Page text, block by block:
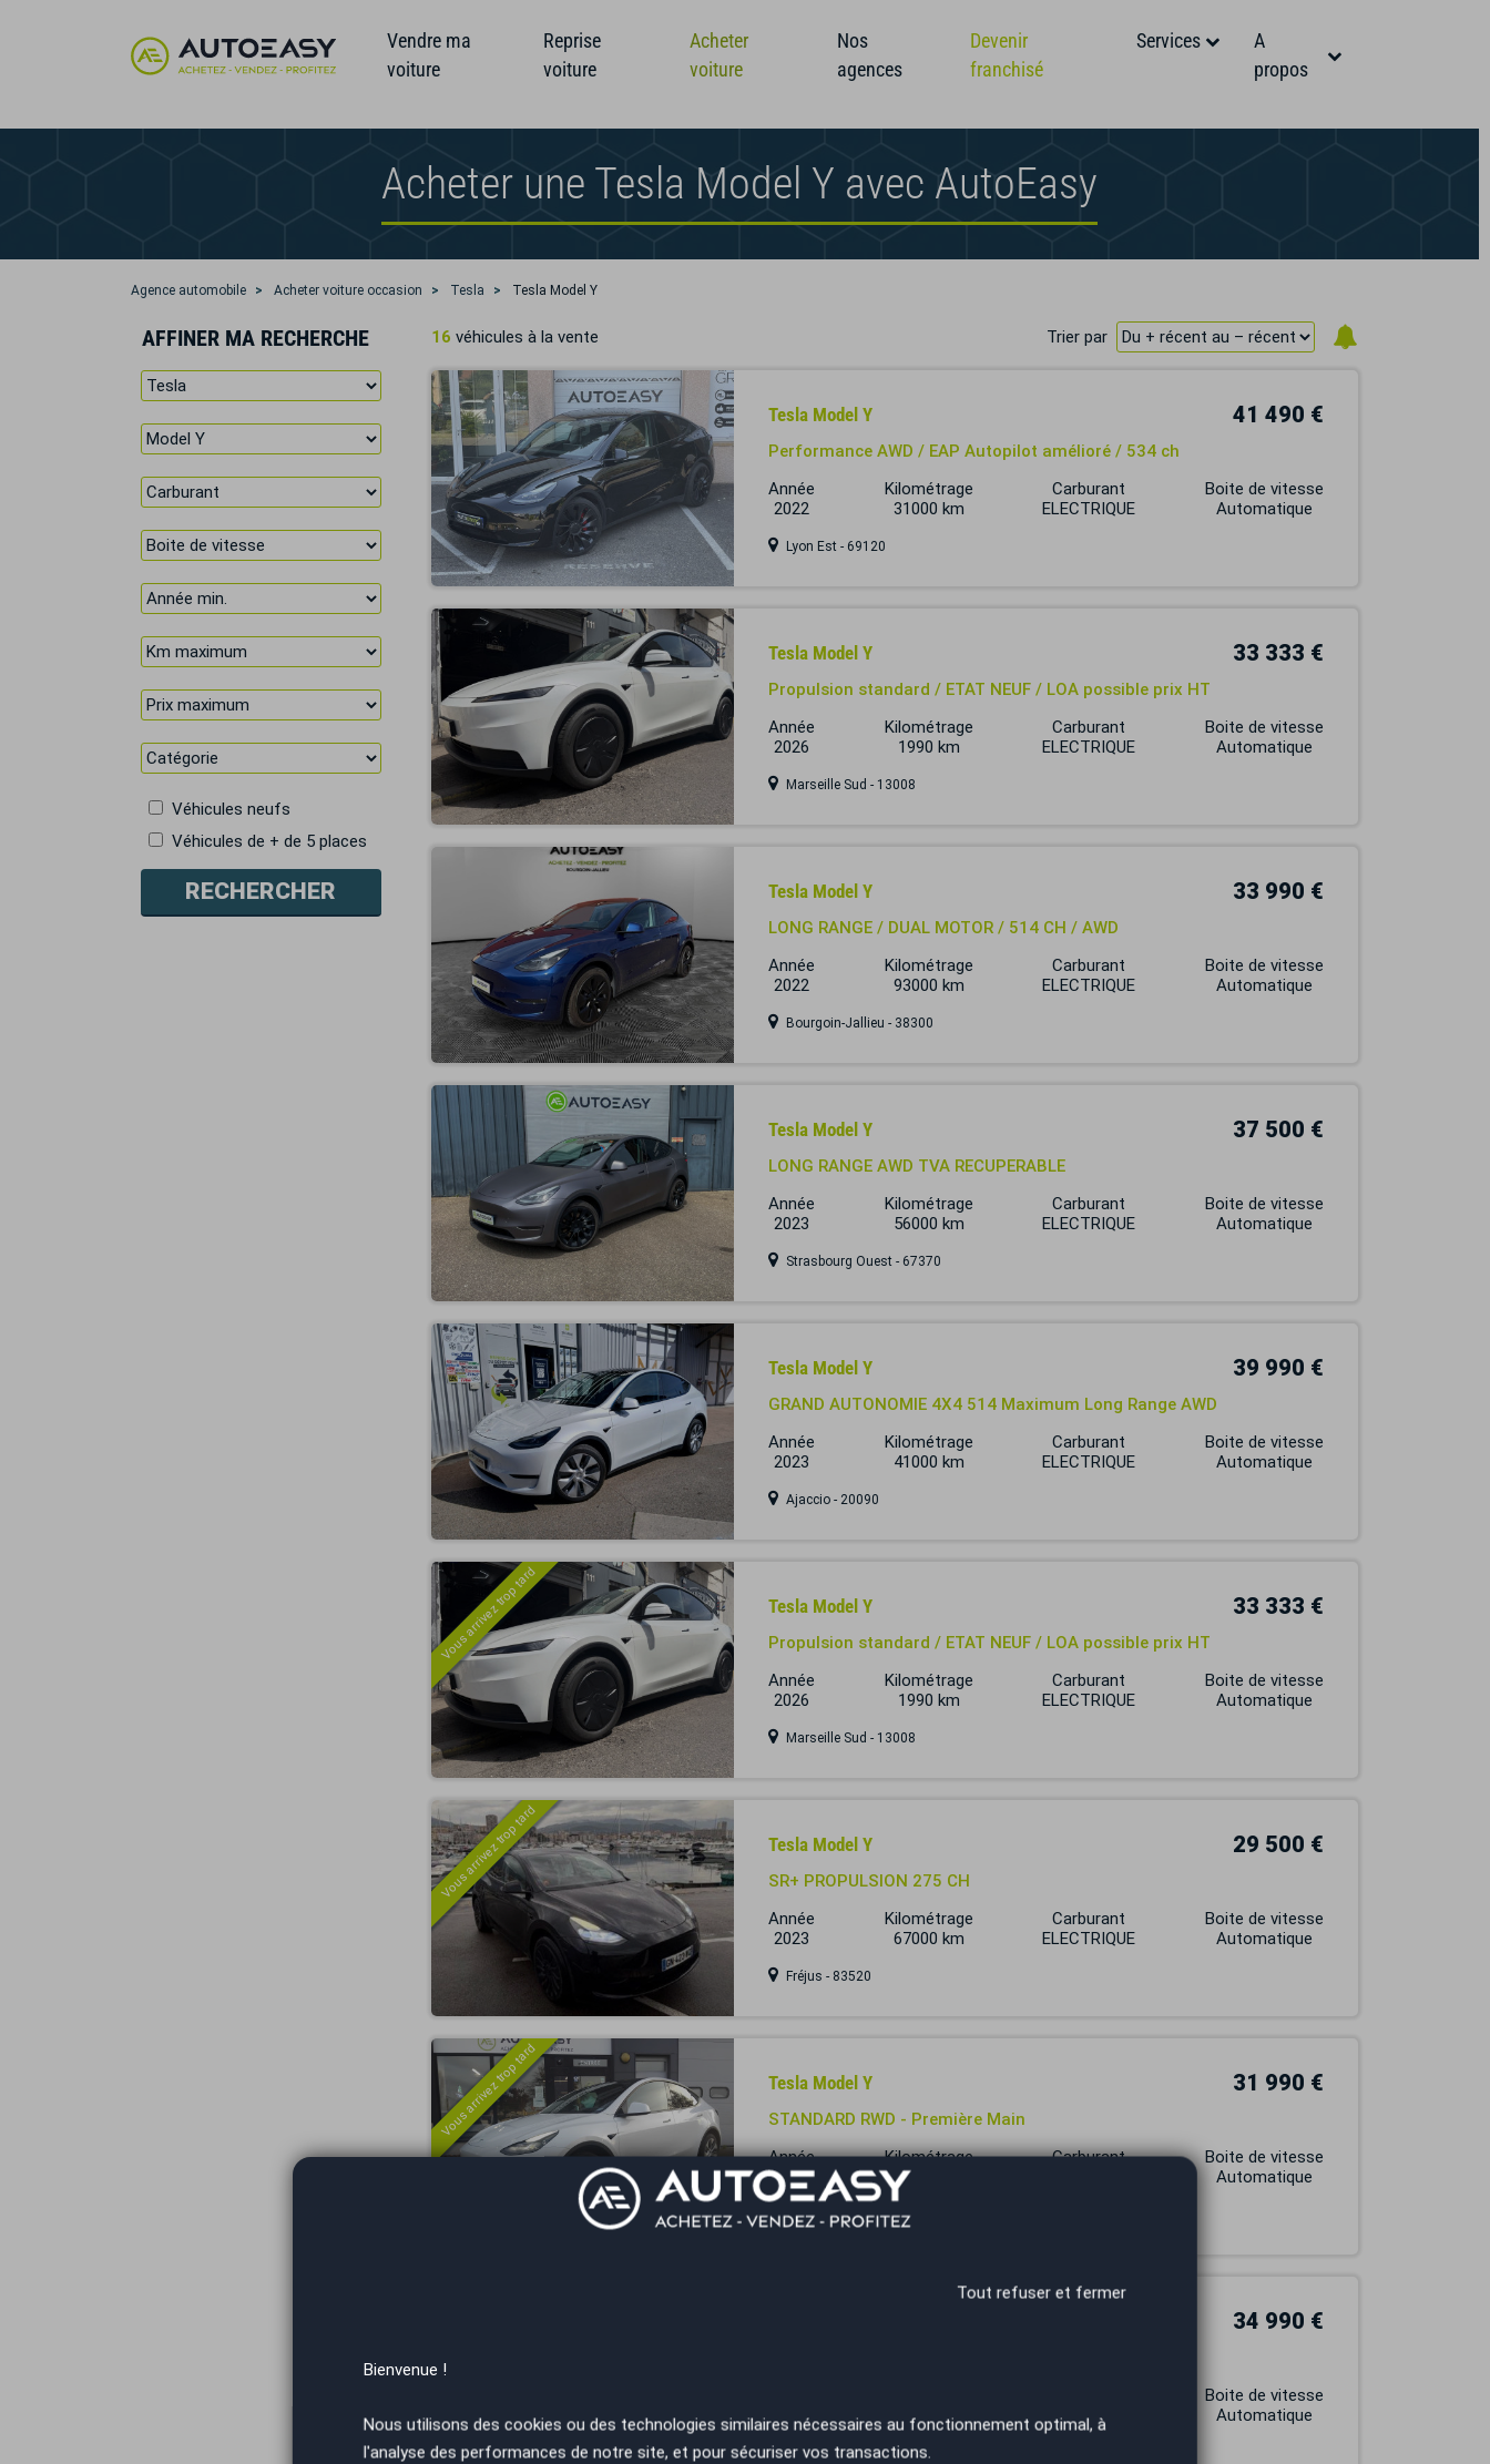
Vendre ma
voiture
Reprise
voiture
Acheter
voiture
Nos
agences
Devenir
franchisé
Services
A
propos
Acheter une Tesla Model Y avec AutoEasy
Agence automobile Acheter voiture occasion Tesla Tesla Model Y
AFFINER MA RECHERCHE
Véhicules neufs
Véhicules de + de 5 places
16 véhicules à la vente Trier par
Tesla Model Y 41 490 €
Performance AWD / EAP Autopilot amélioré / 534 ch
Année
2022
Kilométrage
31000 km
Carburant
ELECTRIQUE
Boite de vitesse
Automatique
Lyon Est - 69120
Tesla Model Y 33 333 €
Propulsion standard / ETAT NEUF / LOA possible prix HT
Année
2026
Kilométrage
1990 km
Carburant
ELECTRIQUE
Boite de vitesse
Automatique
Marseille Sud - 13008
Tesla Model Y 33 990 €
LONG RANGE / DUAL MOTOR / 514 CH / AWD
Année
2022
Kilométrage
93000 km
Carburant
ELECTRIQUE
Boite de vitesse
Automatique
Bourgoin-Jallieu - 38300
Tesla Model Y 37 500 €
LONG RANGE AWD TVA RECUPERABLE
Année
2023
Kilométrage
56000 km
Carburant
ELECTRIQUE
Boite de vitesse
Automatique
Strasbourg Ouest - 67370
Tesla Model Y 39 990 €
GRAND AUTONOMIE 4X4 514 Maximum Long Range AWD
Année
2023
Kilométrage
41000 km
Carburant
ELECTRIQUE
Boite de vitesse
Automatique
Ajaccio - 20090
Vous arrivez trop tard Tesla Model Y 33 333 €
Propulsion standard / ETAT NEUF / LOA possible prix HT
Année
2026
Kilométrage
1990 km
Carburant
ELECTRIQUE
Boite de vitesse
Automatique
Marseille Sud - 13008
Vous arrivez trop tard Tesla Model Y 29 500 €
SR+ PROPULSION 275 CH
Année
2023
Kilométrage
67000 km
Carburant
ELECTRIQUE
Boite de vitesse
Automatique
Fréjus - 83520
Vous arrivez trop tard Tesla Model Y 31 990 €
STANDARD RWD - Première Main
Année
2024
Kilométrage
38451 km
Carburant
Boite de vitesse
Automatique
Mulhouse - 68390
34 990 €
2024
38000 km
ELECTRIQUE
Boite de vitesse
Automatique
Lyon Est - 69120
Tout refuser et fermer
Bienvenue !
Nous utilisons des cookies ou des technologies similaires nécessaires au fonctionnement optimal, à
l'analyse des performances de notre site, et pour sécuriser vos transactions.